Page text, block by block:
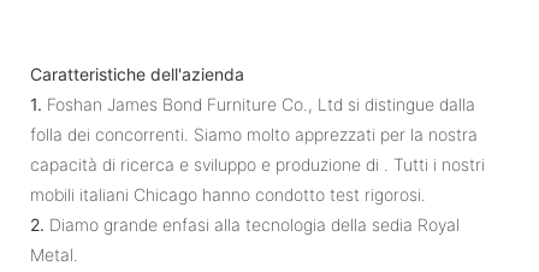
Caratteristiche dell'azienda
1. Foshan James Bond Furniture Co., Ltd si distingue dalla
folla dei concorrenti. Siamo molto apprezzati per la nostra
capacità di ricerca e sviluppo e produzione di . Tutti i nostri
mobili italiani Chicago hanno condotto test rigorosi.
2. Diamo grande enfasi alla tecnologia della sedia Royal
Metal.